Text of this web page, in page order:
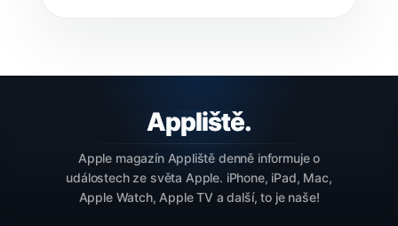
Apple magazín Appliště denně informuje o
událostech ze světa Apple. iPhone, iPad, Mac,
Apple Watch, Apple TV a další, to je naše!